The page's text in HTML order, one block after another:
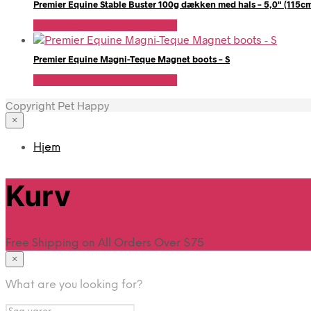
Premier Equine Stable Buster 100g dækken med hals – 5,0"
Premier Equine Magni-Teque Magnet boots – S
Copyright Pet Happy
×
Hjem
Kurv
Free Shipping on All Orders Over $75
×
What are you looking for?